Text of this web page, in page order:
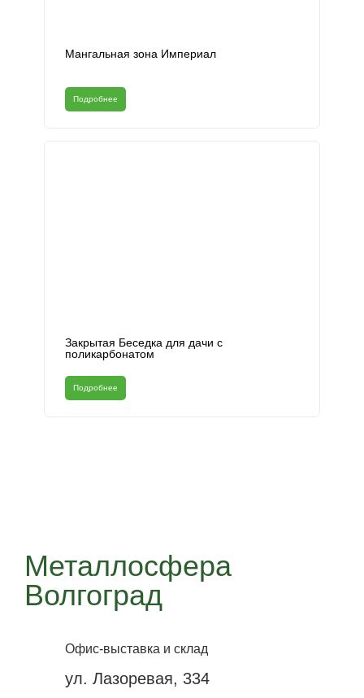
Мангальная зона Империал
Подробнее
Закрытая Беседка для дачи с
поликарбонатом
Подробнее
Металлосфера
Волгоград
Офис-выставка и склад
ул. Лазоревая, 334